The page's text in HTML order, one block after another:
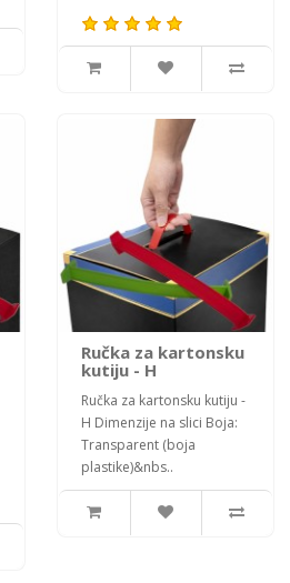
Ručka za kartonsku
kutiju - H
Ručka za kartonsku kutiju -
H Dimenzije na slici Boja:
Transparent (boja
plastike)&nbs..